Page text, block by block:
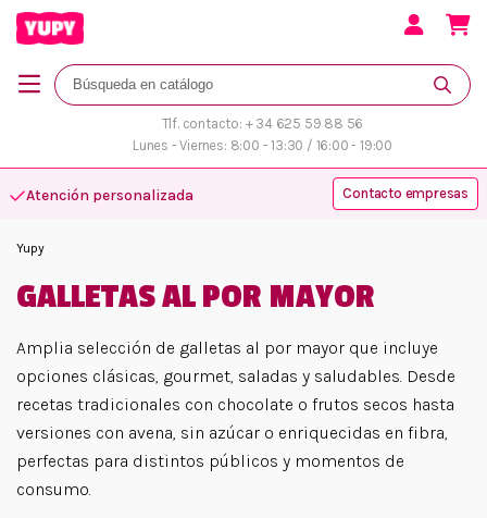
Tlf. contacto: + 34 625 59 88 56
Lunes - Viernes: 8:00 - 13:30 / 16:00 - 19:00
Atención personalizada Contacto empresas
Yupy
GALLETAS AL POR MAYOR
Amplia selección de galletas al por mayor que incluye
opciones clásicas, gourmet, saladas y saludables. Desde
recetas tradicionales con chocolate o frutos secos hasta
versiones con avena, sin azúcar o enriquecidas en fibra,
perfectas para distintos públicos y momentos de
consumo.